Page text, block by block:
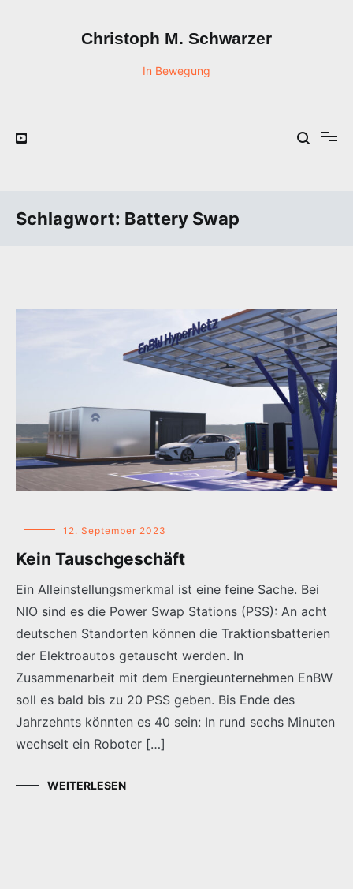
Christoph M. Schwarzer
In Bewegung
Schlagwort: Battery Swap
12. September 2023
Kein Tauschgeschäft
Ein Alleinstellungsmerkmal ist eine feine Sache. Bei
NIO sind es die Power Swap Stations (PSS): An acht
deutschen Standorten können die Traktionsbatterien
der Elektroautos getauscht werden. In
Zusammenarbeit mit dem Energieunternehmen EnBW
soll es bald bis zu 20 PSS geben. Bis Ende des
Jahrzehnts könnten es 40 sein: In rund sechs Minuten
wechselt ein Roboter […]
WEITERLESEN